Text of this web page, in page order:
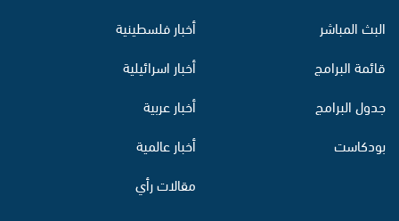
البث المباشر
قائمة البرامج
جدول البرامج
بودكاست
أخبار فلسطينية
أخبار اسرائيلية
أخبار عربية
أخبار عالمية
مقالات رأي